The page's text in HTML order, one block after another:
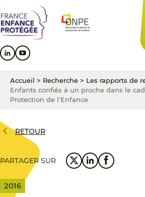
au
contenu
principal
au
menu
principal
au
pied
de
Accueil > Recherche > Les rapports de
Enfants confiés à un proche dans le
Protection de l'Enfance
RETOUR
PARTAGER SUR
2016